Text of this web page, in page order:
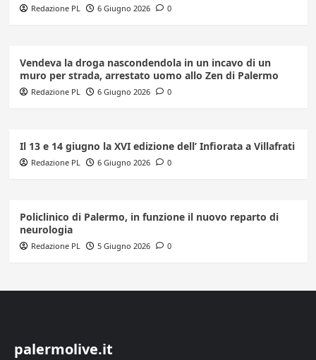
Redazione PL 6 Giugno 2026 0
Vendeva la droga nascondendola in un incavo di un
muro per strada, arrestato uomo allo Zen di Palermo
Redazione PL 6 Giugno 2026 0
Il 13 e 14 giugno la XVI edizione dell’ Infiorata a Villafrati
Redazione PL 6 Giugno 2026 0
Policlinico di Palermo, in funzione il nuovo reparto di
neurologia
Redazione PL 5 Giugno 2026 0
palermolive.it